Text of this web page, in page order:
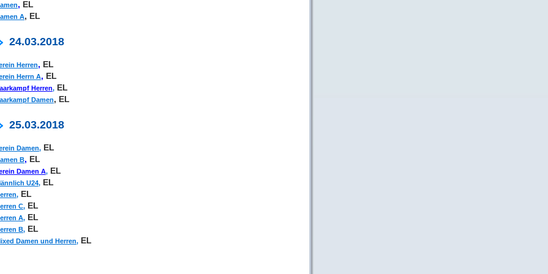
, EL
A, EL
24.03.2018
Herren, EL
Herrn A, EL
Herren, EL
Damen, EL
25.03.2018
Damen, EL
B, EL
Damen A, EL
U24, EL
EL
C, EL
A, EL
B, EL
Damen und Herren, EL